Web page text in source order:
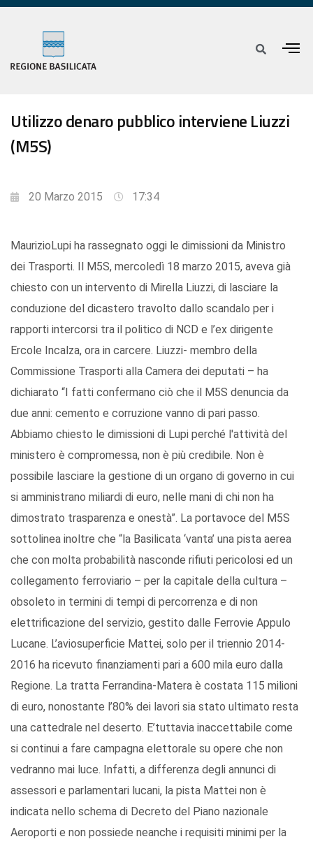
Utilizzo denaro pubblico interviene Liuzzi
(M5S)
20 Marzo 2015 17:34
MaurizioLupi ha rassegnato oggi le dimissioni da Ministro
dei Trasporti. Il M5S, mercoledì 18 marzo 2015, aveva già
chiesto con un intervento di Mirella Liuzzi, di lasciare la
conduzione del dicastero travolto dallo scandalo per i
rapporti intercorsi tra il politico di NCD e l’ex dirigente
Ercole Incalza, ora in carcere. Liuzzi- membro della
Commissione Trasporti alla Camera dei deputati – ha
dichiarato “I fatti confermano ciò che il M5S denuncia da
due anni: cemento e corruzione vanno di pari passo.
Abbiamo chiesto le dimissioni di Lupi perché l'attività del
ministero è compromessa, non è più credibile. Non è
possibile lasciare la gestione di un organo di governo in cui
si amministrano miliardi di euro, nelle mani di chi non ha
dimostrato trasparenza e onestà”. La portavoce del M5S
sottolinea inoltre che “la Basilicata ‘vanta’ una pista aerea
che con molta probabilità nasconde rifiuti pericolosi ed un
collegamento ferroviario – per la capitale della cultura –
obsoleto in termini di tempi di percorrenza e di non
elettrificazione del servizio, gestito dalle Ferrovie Appulo
Lucane. L’aviosuperficie Mattei, solo per il triennio 2014-
2016 ha ricevuto finanziamenti pari a 600 mila euro dalla
Regione. La tratta Ferrandina-Matera è costata 115 milioni
di euro, nonostante l’80% dei lavori sia stato ultimato resta
una cattedrale nel deserto. E’tuttavia inaccettabile come
si continui a fare campagna elettorale su opere che non
vedranno mai luce. Infatti, a differenza degli annunci di
assessori e parlamentari lucani, la pista Mattei non è
indicata nello schema di Decreto del Piano nazionale
Aeroporti e non possiede neanche i requisiti minimi per la